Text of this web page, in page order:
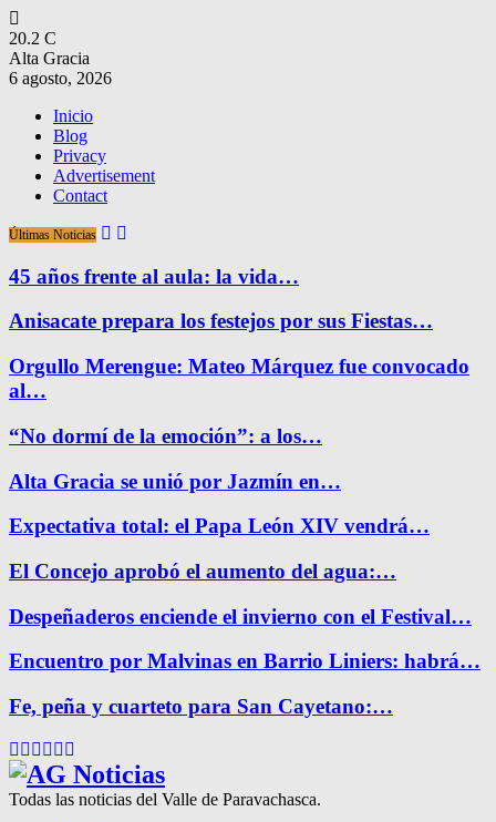
20.2 C
Alta Gracia
6 agosto, 2026
Inicio
Blog
Privacy
Advertisement
Contact
Últimas Noticias
45 años frente al aula: la vida…
Anisacate prepara los festejos por sus Fiestas…
Orgullo Merengue: Mateo Márquez fue convocado
al…
“No dormí de la emoción”: a los…
Alta Gracia se unió por Jazmín en…
Expectativa total: el Papa León XIV vendrá…
El Concejo aprobó el aumento del agua:…
Despeñaderos enciende el invierno con el Festival…
Encuentro por Malvinas en Barrio Liniers: habrá…
Fe, peña y cuarteto para San Cayetano:…
Facebook
Twitter
Instagram
Pinterest
Google
Todas las noticias del Valle de Paravachasca.